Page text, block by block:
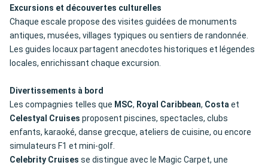
Excursions et découvertes culturelles
Chaque escale propose des visites guidées de monuments
antiques, musées, villages typiques ou sentiers de randonnée.
Les guides locaux partagent anecdotes historiques et légendes
locales, enrichissant chaque excursion.
Divertissements à bord
Les compagnies telles que MSC, Royal Caribbean, Costaet
Celestyal Cruises proposent piscines, spectacles, clubs
enfants, karaoké, danse grecque, ateliers de cuisine, ou encore
simulateurs F1 et mini-golf.
Celebrity Cruises se distingue avec le Magic Carpet, une